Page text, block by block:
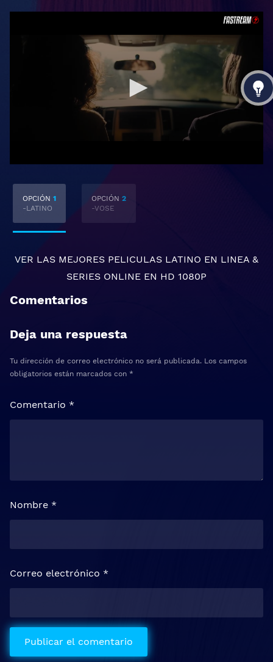
OPCIÓN 1
-LATINO
OPCIÓN 2
-VOSE
VER LAS MEJORES PELICULAS LATINO EN LINEA &
SERIES ONLINE EN HD 1080P
Comentarios
Deja una respuesta
Tu dirección de correo electrónico no será publicada. Los campos
obligatorios están marcados con *
Comentario *
Nombre *
Correo electrónico *